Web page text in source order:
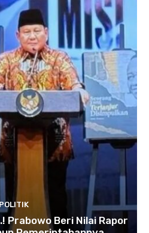
POLITIK
Prabowo Beri Nilai Rapor